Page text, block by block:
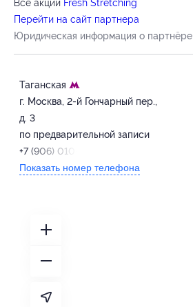
Все акции Fresh Stretching
Перейти на сайт партнера
Юридическая информация о партнёре
Таганская
г. Москва, 2-й Гончарный пер.,
д. 3
по предварительной записи
+7 (906) 010-00-16
Показать номер телефона